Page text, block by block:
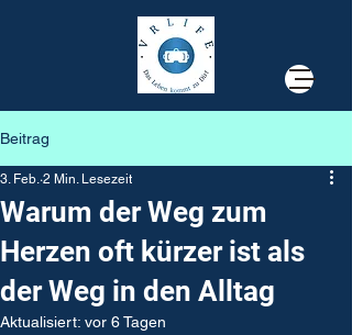
Beitrag
Warum der Weg zum
Herzen oft kürzer ist als
der Weg in den Alltag
3. Feb. 2 Min. Lesezeit
Aktualisiert: vor 6 Tagen